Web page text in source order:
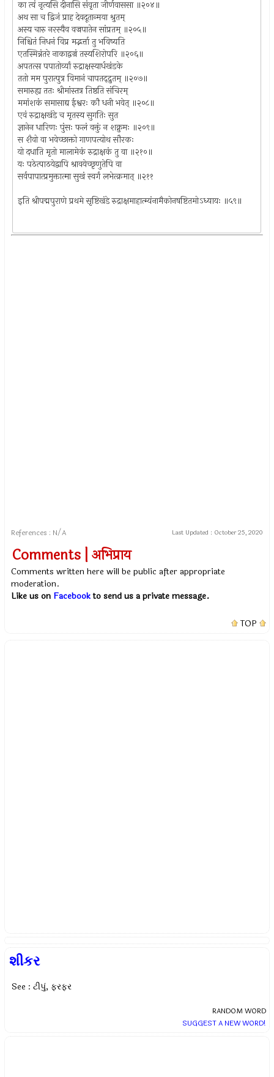
का त्वं नृत्यसि दीनासि संवृता जीर्णवाससा ॥२०४॥
अथ सा च द्विजं प्राह देवदूतान्मया श्रुतम्
अस्य चारु नरस्यैव वज्रपातेन सांप्रतम् ॥२०५॥
निश्चितं निधनं विप्र मद्भर्त्ता तु भविष्यति
एतस्मिन्नंतरे नाकाद्वज्रं तस्यशिरोपरि ॥२०६॥
अपतत्स पपातोर्व्यां रुद्राक्षस्यार्धखंडके
ततो मम पुरात्पुत्र विमानं चापतद्द्रुतम् ॥२०७॥
समारुह्य ततः श्रीमांस्तत्र तिष्ठति संचिरम्
ममांशकं समासाद्य ईश्वरः कौ धनी भवेत् ॥२०८॥
एवं रुद्राक्षखंडे च मृतस्य सुगतिः सुत
ज्ञानेन धारिणः पुंसः फलं वक्तुं न शक्नुमः ॥२०९॥
स शैवो वा भवेच्छाक्तो गाणपत्योथ सौरकः
यो दधाति मृतो मालामेकं रुद्राक्षकं तु वा ॥२१०॥
यः पठेत्पाठयेद्वापि श्रावयेच्छृणुतेपि वा
सर्वपापात्प्रमुक्तात्मा सुखं स्वर्गं लभेत्क्रमात् ॥२११
इति श्रीपद्मपुराणे प्रथमे सृष्टिखंडे रुद्राक्षमाहात्म्यंनामैकोनषष्टितमोऽध्यायः ॥५९॥
References : N/A Last Updated : October 25, 2020
Comments | अभिप्राय
Comments written here will be public after appropriate
moderation.
Like us on Facebookto send us a private message.
TOP
શીકર
See : ટીપું, ફરફર
RANDOM WORD
SUGGEST A NEW WORD!